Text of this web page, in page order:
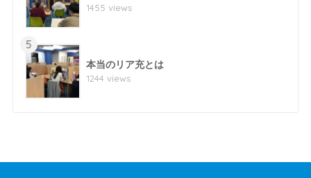
1455 views
5
本当のリア充とは
1244 views